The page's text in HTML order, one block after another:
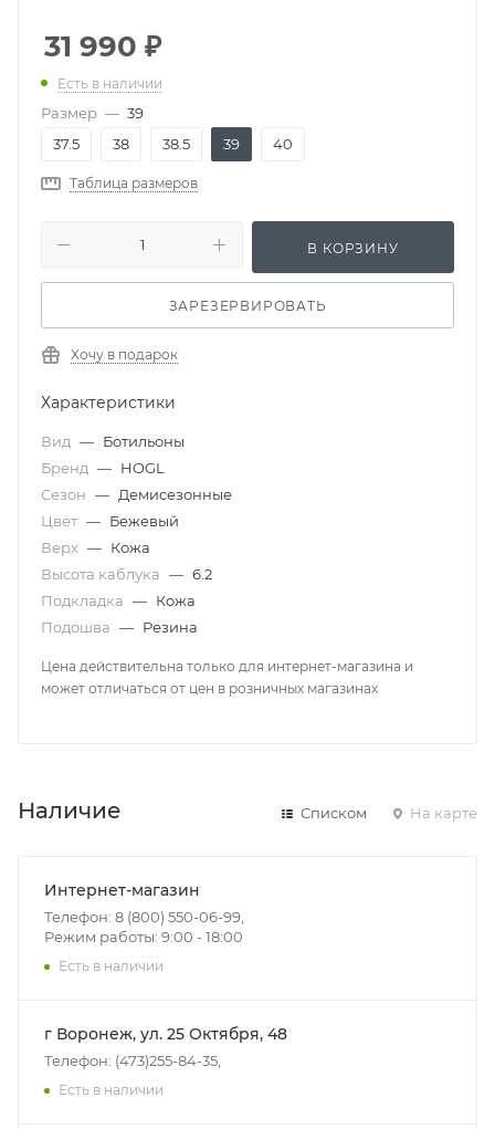
31 990 ₽
Есть в наличии
Размер — 39
37.5
38 38.5 39 40
Таблица размеров
В КОРЗИНУ
ЗАРЕЗЕРВИРОВАТЬ
Хочу в подарок
Характеристики
Вид — Ботильоны
Бренд — HOGL
Сезон — Демисезонные
Цвет — Бежевый
Верх — Кожа
Высота каблука — 6.2
Подкладка — Кожа
Подошва — Резина
Цена действительна только для интернет-магазина и
может отличаться от цен в розничных магазинах
Наличие Списком На карте
Интернет-магазин
Телефон: 8 (800) 550-06-99,
Режим работы: 9:00 - 18:00
Есть в наличии
г Воронеж, ул. 25 Октября, 48
Телефон: (473)255-84-35,
Есть в наличии